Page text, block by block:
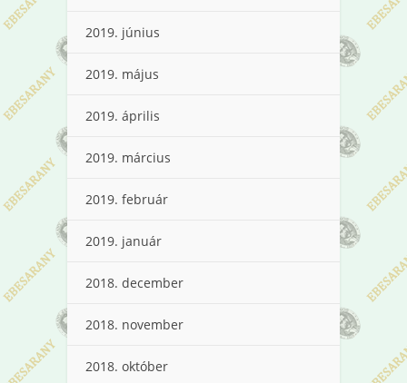
2019. június
2019. május
2019. április
2019. március
2019. február
2019. január
2018. december
2018. november
2018. október